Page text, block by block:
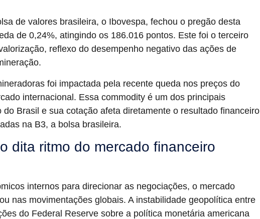
de valores brasileira, o Ibovespa, fechou o pregão desta
de 0,24%, atingindo os 186.016 pontos. Este foi o terceiro
reflexo do desempenho negativo das ações de
foi impactada pela recente queda nos preços do
internacional. Essa commodity é um dos principais
do Brasil e sua cotação afeta diretamente o resultado financeiro
na B3, a bolsa brasileira.
dita ritmo do mercado financeiro
internos para direcionar as negociações, o mercado
nas movimentações globais. A instabilidade geopolítica entre
do Federal Reserve sobre a política monetária americana